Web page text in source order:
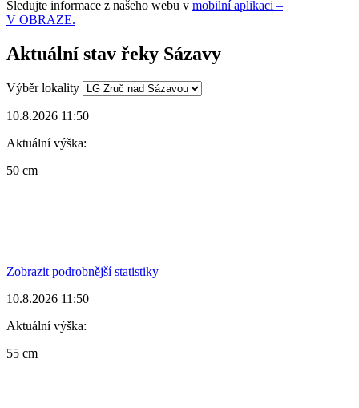
Sledujte informace z našeho webu v mobilní aplikaci –
V OBRAZE.
Aktuální stav řeky Sázavy
Výběr lokality
10.8.2026 11:50
Aktuální výška:
50 cm
Zobrazit podrobnější statistiky
10.8.2026 11:50
Aktuální výška:
55 cm